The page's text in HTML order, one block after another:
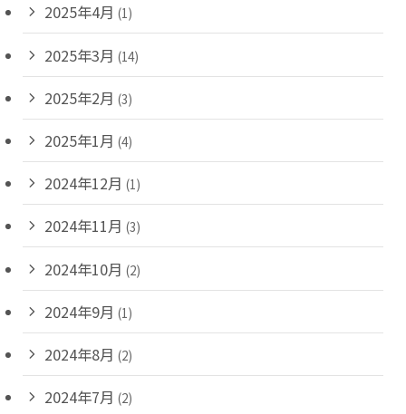
2025年4月 (1)
2025年3月 (14)
2025年2月 (3)
2025年1月 (4)
2024年12月 (1)
2024年11月 (3)
2024年10月 (2)
2024年9月 (1)
2024年8月 (2)
2024年7月 (2)